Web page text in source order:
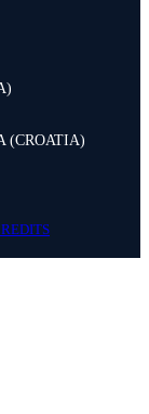
(CROATIA)